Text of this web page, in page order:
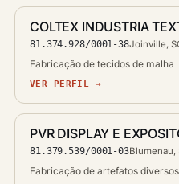
COLTEX INDUSTRIA
81.374.928/0001-38Joinville,
Fabricação de tecidos de malha
VER PERFIL →
PVR DISPLAY E
81.379.539/0001-03Blumenau,
Fabricação de artefatos